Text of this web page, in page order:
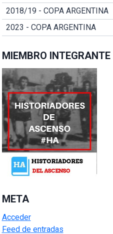
2018/19 - COPA ARGENTINA
2023 - COPA ARGENTINA
MIEMBRO INTEGRANTE
META
Acceder
Feed de entradas